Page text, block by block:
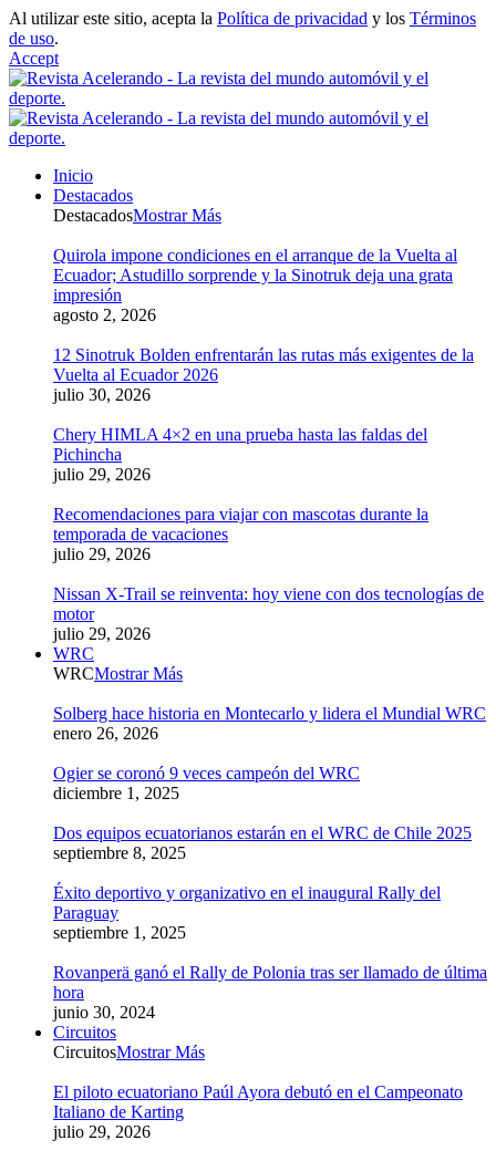
Al utilizar este sitio, acepta la Política de privacidad y los Términos
de uso.
Accept
Inicio
Destacados
DestacadosMostrar Más
Quirola impone condiciones en el arranque de la Vuelta al
Ecuador; Astudillo sorprende y la Sinotruk deja una grata
impresión
agosto 2, 2026
12 Sinotruk Bolden enfrentarán las rutas más exigentes de la
Vuelta al Ecuador 2026
julio 30, 2026
Chery HIMLA 4×2 en una prueba hasta las faldas del
Pichincha
julio 29, 2026
Recomendaciones para viajar con mascotas durante la
temporada de vacaciones
julio 29, 2026
Nissan X-Trail se reinventa: hoy viene con dos tecnologías de
motor
julio 29, 2026
WRC
WRCMostrar Más
Solberg hace historia en Montecarlo y lidera el Mundial WRC
enero 26, 2026
Ogier se coronó 9 veces campeón del WRC
diciembre 1, 2025
Dos equipos ecuatorianos estarán en el WRC de Chile 2025
septiembre 8, 2025
Éxito deportivo y organizativo en el inaugural Rally del
Paraguay
septiembre 1, 2025
Rovanperä ganó el Rally de Polonia tras ser llamado de última
hora
junio 30, 2024
Circuitos
CircuitosMostrar Más
El piloto ecuatoriano Paúl Ayora debutó en el Campeonato
Italiano de Karting
julio 29, 2026